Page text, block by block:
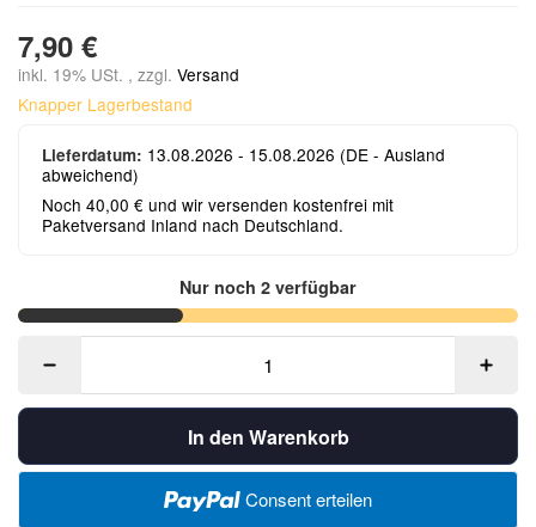
7,90 €
inkl. 19% USt. , zzgl. Versand
Knapper Lagerbestand
Lieferdatum: 13.08.2026 - 15.08.2026 (DE - Ausland
abweichend)
Noch 40,00 € und wir versenden kostenfrei mit
Paketversand Inland nach Deutschland.
Nur noch 2 verfügbar
In den Warenkorb
Consent erteilen